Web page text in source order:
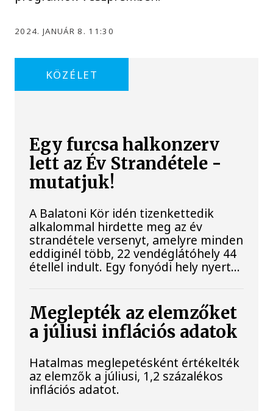
2024. JANUÁR 8. 11:30
KÖZÉLET
Egy furcsa halkonzerv
lett az Év Strandétele -
mutatjuk!
A Balatoni Kör idén tizenkettedik
alkalommal hirdette meg az év
strandétele versenyt, amelyre minden
eddiginél több, 22 vendéglátóhely 44
étellel indult. Egy fonyódi hely nyert...
Meglepték az elemzőket
a júliusi inflációs adatok
Hatalmas meglepetésként értékelték
az elemzők a júliusi, 1,2 százalékos
inflációs adatot.